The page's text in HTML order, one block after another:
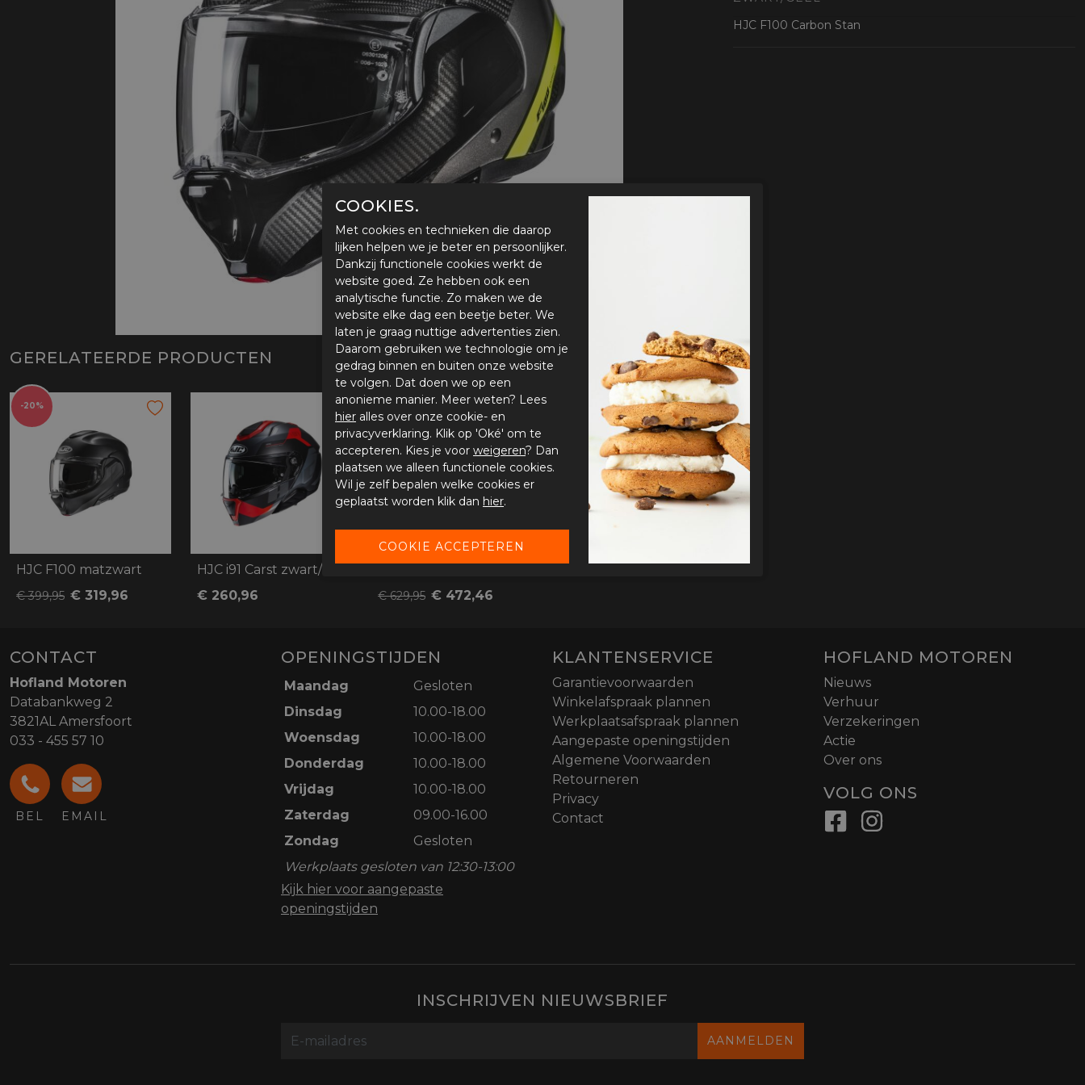
handschoenen
All-Season
handschoenen
Verwarmde
handschoenen
Sloten
TelefoonHJC F100 Carbon Stan
GERELATEERDE PRODUCTEN
-20%
HJC F100 matzwart
€ 399,95 € 319,96
HJC i91 Carst zwart/rood
€ 260,96
-25%
€ 629,95 € 472,46
CONTACT
Hofland Motoren
Databankweg 2
3821AL Amersfoort
033 - 455 57 10
BEL EMAIL
OPENINGSTIJDEN
Maandag
Gesloten
Dinsdag
10.00-18.00
Woensdag
10.00-18.00
Donderdag
10.00-18.00
Vrijdag
10.00-18.00
Zaterdag
09.00-16.00
Zondag
Gesloten
Werkplaats gesloten van 12:30-13:00
Kijk hier voor aangepaste
openingstijden
KLANTENSERVICE
Garantievoorwaarden
Winkelafspraak plannen
Werkplaatsafspraak plannen
Aangepaste openingstijden
Algemene Voorwaarden
Retourneren
Privacy
Contact
HOFLAND MOTOREN
Nieuws
Verhuur
Verzekeringen
Actie
Over ons
VOLG ONS
INSCHRIJVEN NIEUWSBRIEF
AANMELDEN
COOKIES.
Met cookies en technieken die daarop
lijken helpen we je beter en persoonlijker.
Dankzij functionele cookies werkt de
website goed. Ze hebben ook een
analytische functie. Zo maken we de
website elke dag een beetje beter. We
laten je graag nuttige advertenties zien.
Daarom gebruiken we technologie om je
gedrag binnen en buiten onze website
te volgen. Dat doen we op een
anonieme manier. Meer weten? Lees
hier alles over onze cookie- en
privacyverklaring. Klik op 'Oké' om te
accepteren. Kies je voor weigeren? Dan
plaatsen we alleen functionele cookies.
Wil je zelf bepalen welke cookies er
geplaatst worden klik dan hier.